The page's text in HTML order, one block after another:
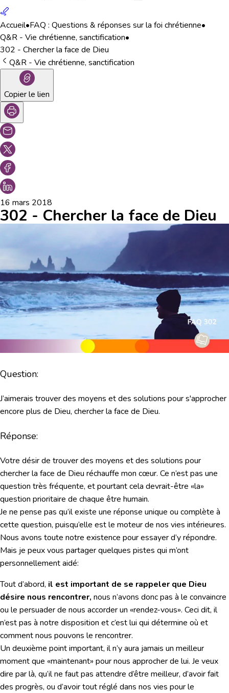
Accueil•FAQ : Questions & réponses sur la foi chrétienne•
Q&R - Vie chrétienne, sanctification•
302 - Chercher la face de Dieu
Q&R - Vie chrétienne, sanctification
Copier le lien
16 mars 2018
302 - Chercher la face de Dieu
Question:
J’aimerais trouver des moyens et des solutions pour s'approcher
encore plus de Dieu, chercher la face de Dieu.
Réponse:
Votre désir de trouver des moyens et des solutions pour
chercher la face de Dieu réchauffe mon cœur. Ce n’est pas une
question très fréquente, et pourtant cela devrait-être «la»
question prioritaire de chaque être humain.
Je ne pense pas qu’il existe une réponse unique ou complète à
cette question, puisqu’elle est le moteur de nos vies intérieures.
Nous avons toute notre existence pour essayer d’y répondre.
Mais je peux vous partager quelques pistes qui m’ont
personnellement aidé:
Tout d’abord, il est important de se rappeler que Dieu
désire nous rencontrer, nous n’avons donc pas à le convaincre
ou le persuader de nous accorder un «rendez-vous». Ceci dit, il
n’est pas à notre disposition et c’est lui qui détermine où et
comment nous pouvons le rencontrer.
Un deuxième point important, il n’y aura jamais un meilleur
moment que «maintenant» pour nous approcher de lui. Je veux
dire par là, qu’il ne faut pas attendre d’être meilleur, d’avoir fait
des progrès, ou d’avoir tout réglé dans nos vies pour le